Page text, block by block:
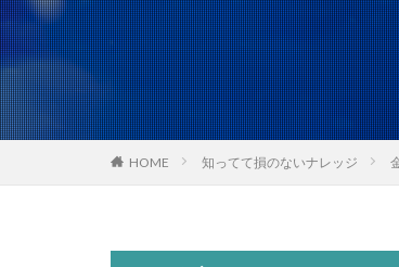
HOME 知ってて損のないナレッジ